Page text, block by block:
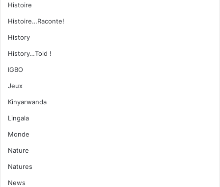
Histoire
Histoire…Raconte!
History
History…Told !
IGBO
Jeux
Kinyarwanda
Lingala
Monde
Nature
Natures
News